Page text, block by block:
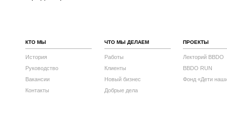
КТО МЫ
История
Руководство
Вакансии
Контакты
ЧТО МЫ ДЕЛАЕМ
Работы
Клиенты
Новый бизнес
Добрые дела
ПРОЕКТЫ
Лекторий BBDO
BBDO RUN
Фонд «Дети